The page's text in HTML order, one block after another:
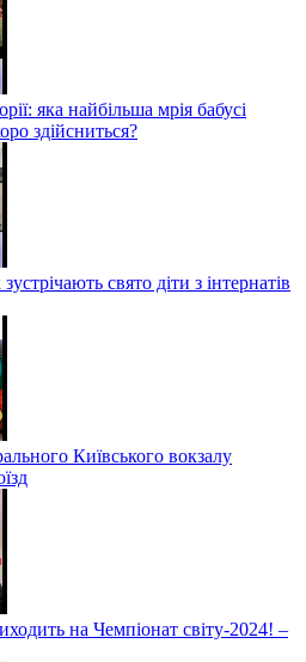
яка найбільша мрія бабусі
здійсниться?
свято діти з інтернатів
Київського вокзалу
на Чемпіонат світу-2024! –